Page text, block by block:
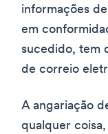
informações
em
sucedido, tem
de correio
A angariação
qualquer